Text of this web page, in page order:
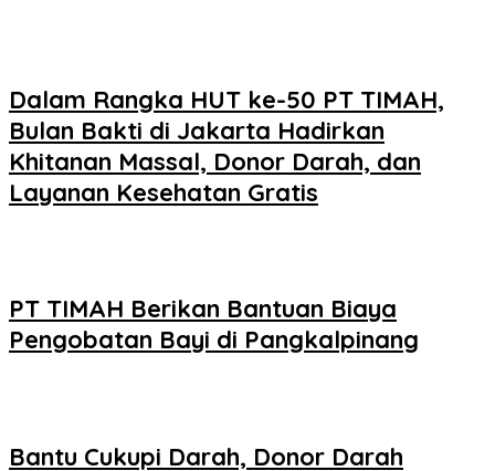
Dalam Rangka HUT ke-50 PT TIMAH,
Bulan Bakti di Jakarta Hadirkan
Khitanan Massal, Donor Darah, dan
Layanan Kesehatan Gratis
PT TIMAH Berikan Bantuan Biaya
Pengobatan Bayi di Pangkalpinang
Bantu Cukupi Darah, Donor Darah